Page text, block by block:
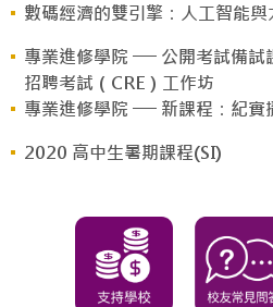
數碼經濟的雙引擎：人工智能與
專業進修學院 ── 公開考試備試
招聘考試（CRE）工作坊
專業進修學院 ── 新課程：紀實
2020 高中生暑期課程(SI)